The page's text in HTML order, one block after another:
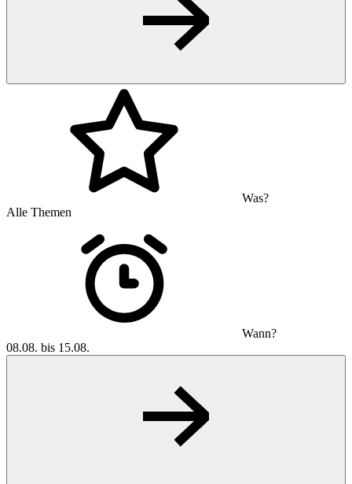
Was?
Alle Themen
Wann?
08.08. bis 15.08.